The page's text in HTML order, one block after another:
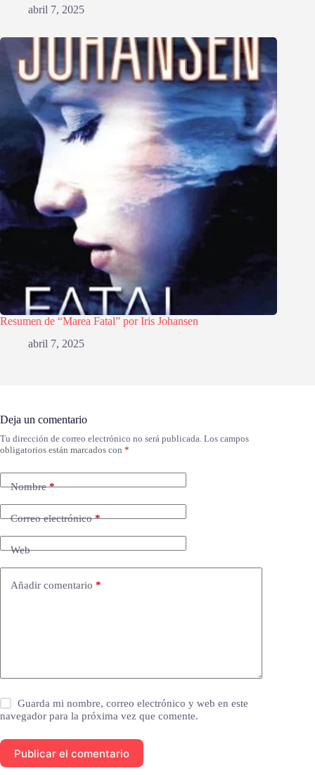
abril 7, 2025
Resumen de “Marea Fatal” por Iris Johansen
abril 7, 2025
Deja un comentario
Tu dirección de correo electrónico no será publicada. Los campos
obligatorios están marcados con *
Nombre*
Correo electrónico*
Web
Añadir comentario *
Guarda mi nombre, correo electrónico y web en este
navegador para la próxima vez que comente.
Publicar el comentario